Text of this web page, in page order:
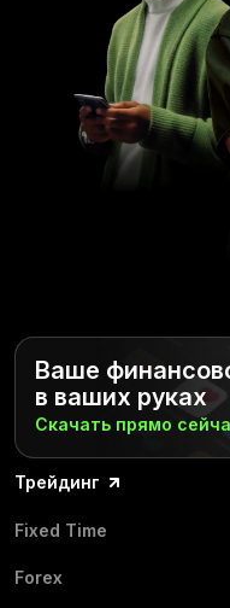
Ваше
в ваших руках
Скачать прямо
Трейдинг
Fixed Time
Forex